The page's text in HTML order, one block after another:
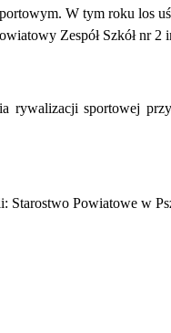
W tym roku los
Zespół Szkół nr
rywalizacji sportowej
Starostwo Powiatowe w